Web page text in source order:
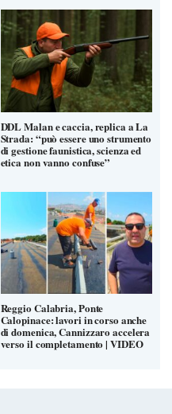
DDL Malan e caccia, replica a La
Strada: “può essere uno strumento
di gestione faunistica, scienza ed
etica non vanno confuse”
Reggio Calabria, Ponte
Calopinace: lavori in corso anche
di domenica, Cannizzaro accelera
verso il completamento | VIDEO